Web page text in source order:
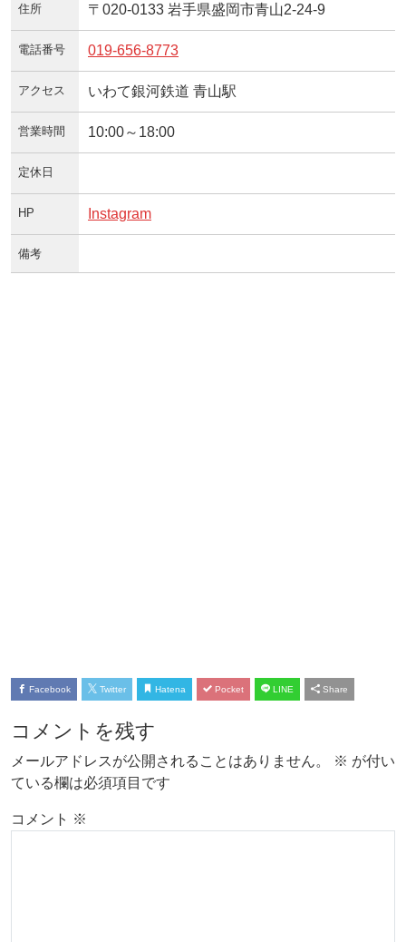
住所 〒020-0133 岩手県盛岡市青山2-24-9
電話番号 019-656-8773
アクセス いわて銀河鉄道 青山駅
営業時間 10:00～18:00
定休日
HP Instagram
備考
Facebook Twitter Hatena Pocket LINE Share
コメントを残す
メールアドレスが公開されることはありません。 ※ が付い
ている欄は必須項目です
コメント ※